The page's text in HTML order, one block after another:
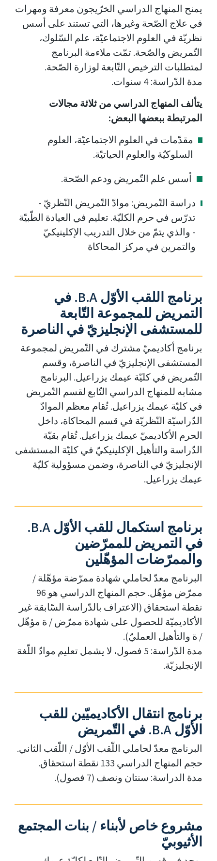
يمنح المنهاج الدراسي الخرّيجون معرفة ومهرات
في علاج الصّحة وغيرها، التي تستند على أسس
نظريّة في العلوم الاجتماعيّة، علم السّلوك،
التّمريض والصّحة. تمّت ملاءمة البرنامج
لمتطلبات الترخيص التّابعة لوزارة الصّحة.
مدة الدّراسة: 4 سنوات.
يتألف المنهاج الدراسي من ثلاثة مجالات
المرتبطة ببعضها البعض:
مقدّمات في العلوم الاجتماعيّة، العلوم
السلوكيّة والعلوم الحياتيّة.
أسس علم التّمريض ودعم الصّحة.
دراسة التّمريض: موادّ التّمريض النّظريّ -
تدرّس في حرم الكليّة. تعليم في العيادة الطّبيّة
- والذي يتمّ من خلال التدريب الإكلينيكيّ
والتمرين في مركز المحاكاة
برنامج اللقب الأوّل B.A. في
التمريض للمجموعة التّابعة
للمستشفى الإنجليزيّ في الناصرة
برنامج أكاديميّ مشترك في التّمريض لمجموعة
المستشفى الإنجليزيّ في الناصرة، وقسم
التّمريض في كليّة عيمك يزراعيل. البرنامج
مشابه للمنهاج الدراسي التّابع لقسم التّمريض
في كليّة عيمك يزراعيل. تُقام معظم الموادّ
الدّراسيّة النّظريّة في قسم المحاكاة، داخل
الحرم الأكاديميّ عيمك يزراعيل. تُقام بقيّة
الدّراسة والتأهيل الإكلينيكيّ في كليّة المستشفى
الإنجليزيّ في الناصرة، وضمن مسؤولية كليّة
عيمك يزراعيل.
برنامج استكمال للقب الأوّل B.A.
في التمريض للممرّضين
والممرّضات المؤهّلين
البرنامج معدّ لحاملي شهادة ممرّضة مؤهّلة /
ممرّض مؤهّل. حجم المنهاج الدراسي هو 96
نقطة استحقاق (الاعتراف بالدّراسة السّابقة غير
الأكاديميّة للحصول على شهادة ممرّض / ة مؤهّل
/ ة والتأهيل العمليّ).
مدة الدّراسة: 5 فصول، لا يشمل تعليم موادّ اللّغة
الإنجليزيّة.
برنامج انتقال الأكاديميّين للقب
الأوّل B.A. في التّمريض
البرنامج معدّ لحاملي اللّقب الأوّل / اللّقب الثاني.
حجم المنهاج الدراسي 133 نقطة استحقاق.
مدة الدراسة: سنتان ونصف (7 فصول).
مشروع خاص لأبناء / بنات المجتمع
الأثيوبيّ